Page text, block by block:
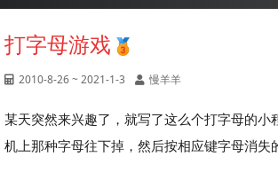
打字母游戏
2010-8-26 ~ 2021-1-3 慢羊羊
某天突然来兴趣了，就写了这么个打字母的小
机上那种字母往下掉，然后按相应键字母消失